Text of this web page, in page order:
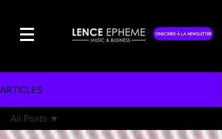
S'INSCRIRE À LA NEWSLETTER
ARTICLES
All Posts